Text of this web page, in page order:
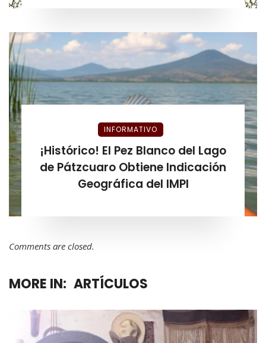
INFORMATIVO
¡Histórico! El Pez Blanco del Lago
de Pátzcuaro Obtiene Indicación
Geográfica del IMPI
Comments are closed.
MORE IN: ARTÍCULOS